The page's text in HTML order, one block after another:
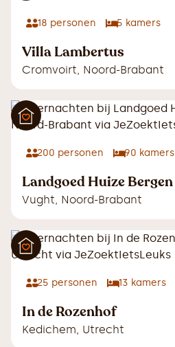
18 personen 5 kamers
Villa Lambertus
Cromvoirt, Noord-Brabant
200 personen 90 kamers
Landgoed Huize Bergen
Vught, Noord-Brabant
25 personen 13 kamers
In de Rozenhof
Kedichem, Utrecht